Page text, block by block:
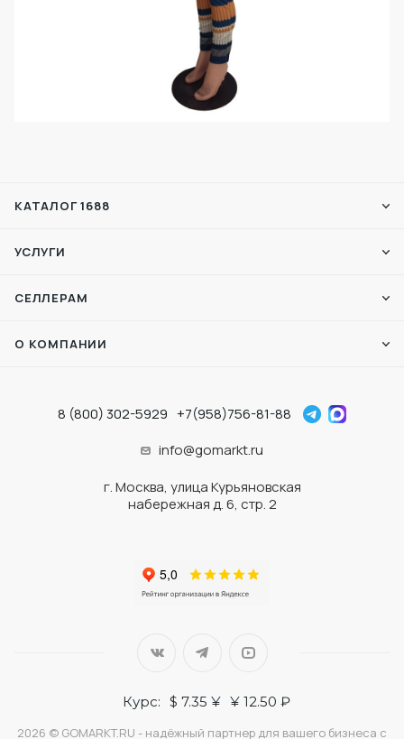
КАТАЛОГ 1688
УСЛУГИ
СЕЛЛЕРАМ
О КОМПАНИИ
8 (800) 302-5929 +7(958)756-81-88
info@gomarkt.ru
г. Москва, улица Курьяновская
набережная д. 6, стр. 2
Курс: $ 7.35 ¥ ¥ 12.50 ₽
2026 © GOMARKT.RU - надёжный партнер для вашего бизнеса с